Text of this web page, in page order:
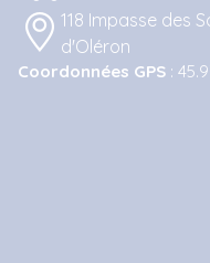
118 Impasse des
d'Oléron
Coordonnées GPS :